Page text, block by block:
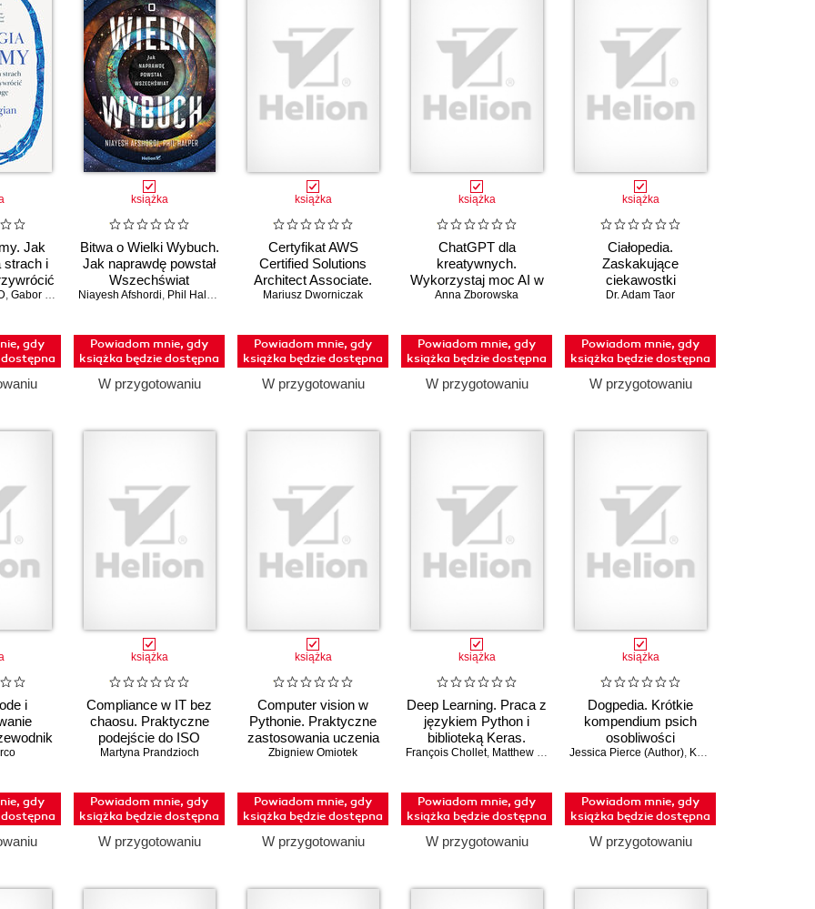
Jak
strach i
, Gabor Maté MD
gdy
książka
Bitwa o Wielki Wybuch.
Jak naprawdę powstał
Wszechświat
Niayesh Afshordi, Phil Halper
Powiadom mnie, gdy
książka będzie dostępna
W przygotowaniu
książka
Certyfikat AWS
Certified Solutions
Architect Associate.
Praktyczny podręcznik
przygotowanie do
egzaminu SAA-C03
Mariusz Dworniczak
Powiadom mnie, gdy
książka będzie dostępna
W przygotowaniu
książka
ChatGPT dla
kreatywnych.
Wykorzystaj moc AI w
codziennych
Anna Zborowska
Powiadom mnie, gdy
książka będzie dostępna
W przygotowaniu
książka
Ciałopedia.
Zaskakujące
ciekawostki
anatomiczne
Dr. Adam Taor
Powiadom mnie, gdy
książka będzie dostępna
W przygotowaniu
i
po
gdy
książka
Compliance w IT bez
chaosu. Praktyczne
podejście do ISO
27001, SOC 2 i
Martyna Prandzioch
Powiadom mnie, gdy
książka będzie dostępna
W przygotowaniu
książka
Computer vision w
Pythonie. Praktyczne
zastosowania uczenia
głębokiego
Zbigniew Omiotek
Powiadom mnie, gdy
książka będzie dostępna
W przygotowaniu
książka
Deep Learning. Praca z
językiem Python i
biblioteką Keras.
Wydanie III
François Chollet, Matthew Watson
Powiadom mnie, gdy
książka będzie dostępna
W przygotowaniu
książka
Dogpedia. Krótkie
kompendium psich
osobliwości
Jessica Pierce (Author), Kelly Chudler (Illustrator)
Powiadom mnie, gdy
książka będzie dostępna
W przygotowaniu